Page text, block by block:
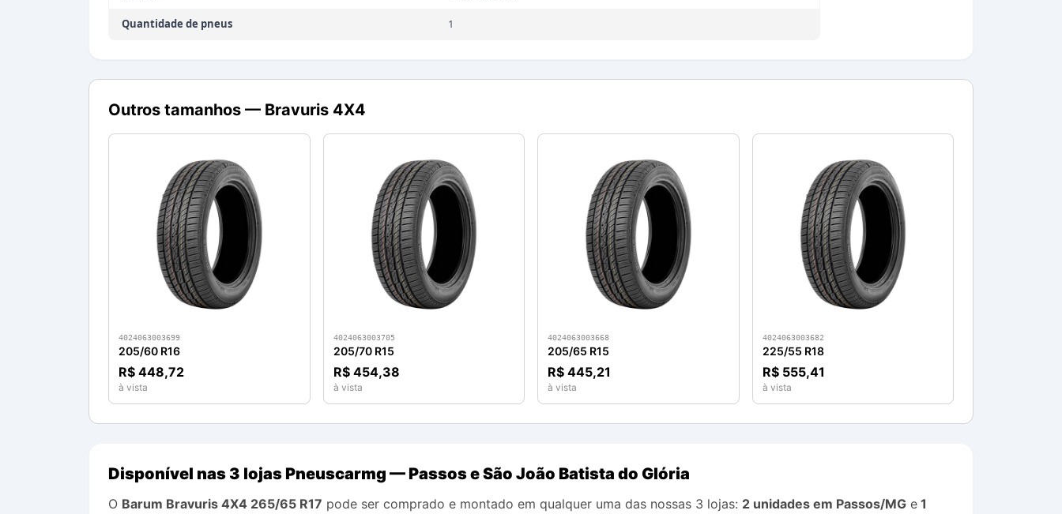
Quantidade de pneus 1
Outros tamanhos — Bravuris 4X4
4024063003699
205/60 R16
R$ 448,72
à vista
4024063003705
205/70 R15
R$ 454,38
à vista
4024063003668
205/65 R15
R$ 445,21
à vista
4024063003682
225/55 R18
R$ 555,41
à vista
Disponível nas 3 lojas Pneuscarmg — Passos e São João Batista do Glória
O Barum Bravuris 4X4 265/65 R17 pode ser comprado e montado em qualquer uma das nossas 3 lojas: 2 unidades em Passos/MG e 1